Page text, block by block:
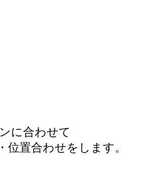
に合わせて
位置合わせをします。